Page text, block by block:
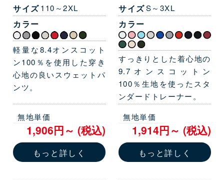
サイズ110～2XL
カラー
軽量な8.4オンスコット
ン100％を使用した穿き
心地の良いスウェットパ
ンツ。
無地単価
1,906円～ (税込)
もっと詳しく
サイズS～3XL
カラー
すっきりとした着心地の
9.7オンスコットン
100％生地を使ったスタ
ンダードトレーナー。
無地単価
1,914円～ (税込)
もっと詳しく